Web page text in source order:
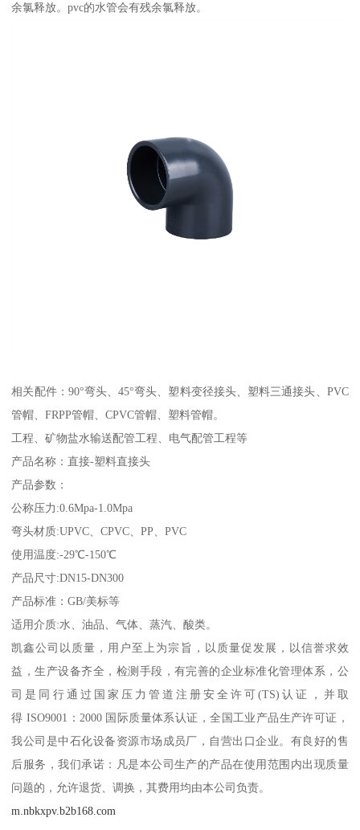
余氯释放。pvc的水管会有残余氯释放。
相关配件：90°弯头、45°弯头、塑料变径接头、塑料三通接头、PVC
管帽、FRPP管帽、CPVC管帽、塑料管帽。
工程、矿物盐水输送配管工程、电气配管工程等
产品名称：直接-塑料直接头
产品参数：
公称压力:0.6Mpa-1.0Mpa
弯头材质:UPVC、CPVC、PP、PVC
使用温度:-29℃-150℃
产品尺寸:DN15-DN300
产品标准：GB/美标等
适用介质:水、油品、气体、蒸汽、酸类。
凯鑫公司以质量，用户至上为宗旨，以质量促发展，以信誉求效
益，生产设备齐全，检测手段，有完善的企业标准化管理体系，公
司是同行通过国家压力管道注册安全许可(TS)认证，并取
得 ISO9001：2000 国际质量体系认证，全国工业产品生产许可证，
我公司是中石化设备资源市场成员厂，自营出口企业。有良好的售
后服务，我们承诺：凡是本公司生产的产品在使用范围内出现质量
问题的，允许退货、调换，其费用均由本公司负责。
m.nbkxpv.b2b168.com